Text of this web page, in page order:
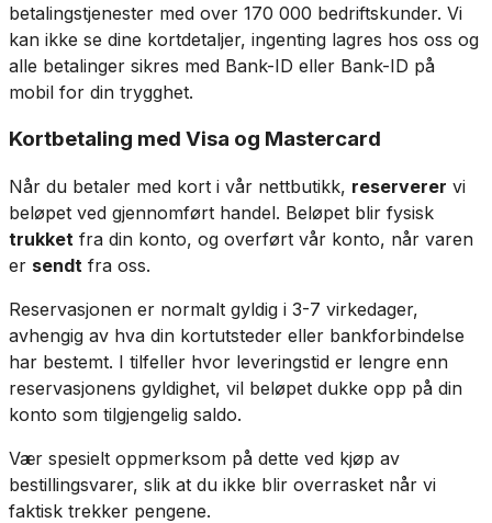
betalingstjenester med over 170 000 bedriftskunder. Vi
kan ikke se dine kortdetaljer, ingenting lagres hos oss og
alle betalinger sikres med Bank-ID eller Bank-ID på
mobil for din trygghet.
Kortbetaling med Visa og Mastercard
Når du betaler med kort i vår nettbutikk, reserverer vi
beløpet ved gjennomført handel. Beløpet blir fysisk
trukket fra din konto, og overført vår konto, når varen
er sendt fra oss.
Reservasjonen er normalt gyldig i 3-7 virkedager,
avhengig av hva din kortutsteder eller bankforbindelse
har bestemt. I tilfeller hvor leveringstid er lengre enn
reservasjonens gyldighet, vil beløpet dukke opp på din
konto som tilgjengelig saldo.
Vær spesielt oppmerksom på dette ved kjøp av
bestillingsvarer, slik at du ikke blir overrasket når vi
faktisk trekker pengene.